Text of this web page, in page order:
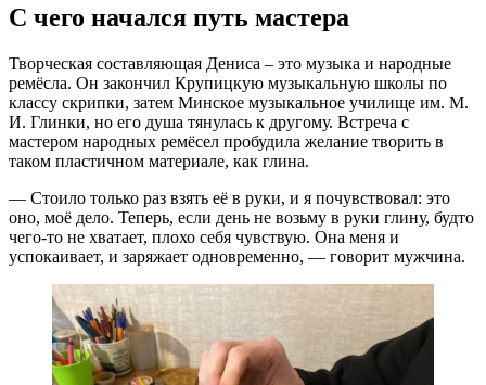
С чего начался путь мастера
Творческая составляющая Дениса – это музыка и народные
ремёсла. Он закончил Крупицкую музыкальную школы по
классу скрипки, затем Минское музыкальное училище им. М.
И. Глинки, но его душа тянулась к другому. Встреча с
мастером народных ремёсел пробудила желание творить в
таком пластичном материале, как глина.
— Стоило только раз взять её в руки, и я почувствовал: это
оно, моё дело. Теперь, если день не возьму в руки глину, будто
чего-то не хватает, плохо себя чувствую. Она меня и
успокаивает, и заряжает одновременно, — говорит мужчина.